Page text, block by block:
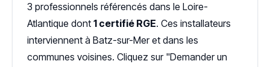
3 professionnels référencés dans le Loire-
Atlantique dont 1 certifié RGE. Ces installateurs
interviennent à Batz-sur-Mer et dans les
communes voisines. Cliquez sur "Demander un